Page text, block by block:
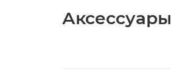
Аксессуары